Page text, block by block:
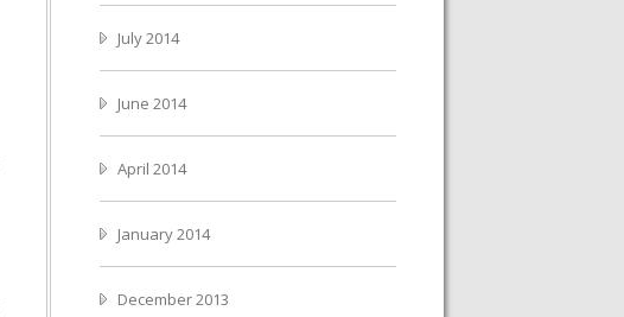
July 2014
June 2014
April 2014
January 2014
December 2013